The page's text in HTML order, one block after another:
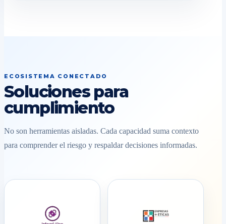
ECOSISTEMA CONECTADO
Soluciones para
cumplimiento
No son herramientas aisladas. Cada capacidad suma contexto
para comprender el riesgo y respaldar decisiones informadas.